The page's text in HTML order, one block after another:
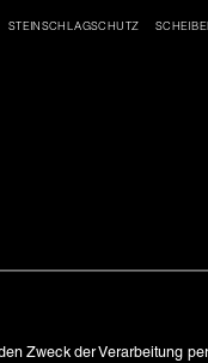
Zweck der Verarbeitung
STEINSCHLAGSCHUTZ